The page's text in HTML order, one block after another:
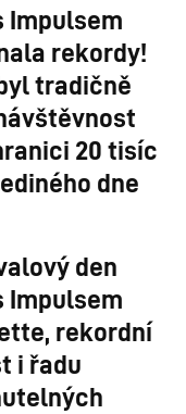
Impulsem
rekordy!
tradičně
20 tisíc
dne
den
Impulsem
rekordní
i řadu